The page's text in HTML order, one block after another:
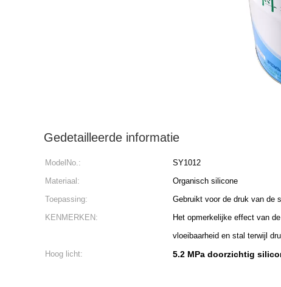
Gedetailleerde informatie
ModelNo.: SY1012
Materiaal:
Organisch silicone
Toepassing:
Gebruikt voor de druk van de
KENMERKEN:
Het opmerkelijke effect van
vloeibaarheid en stal terwijl
Hoog licht: 5.2 MPa doorzichtig